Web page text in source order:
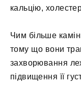
кальцію,
Чим більше
тому що вони
захворювання
підвищення її